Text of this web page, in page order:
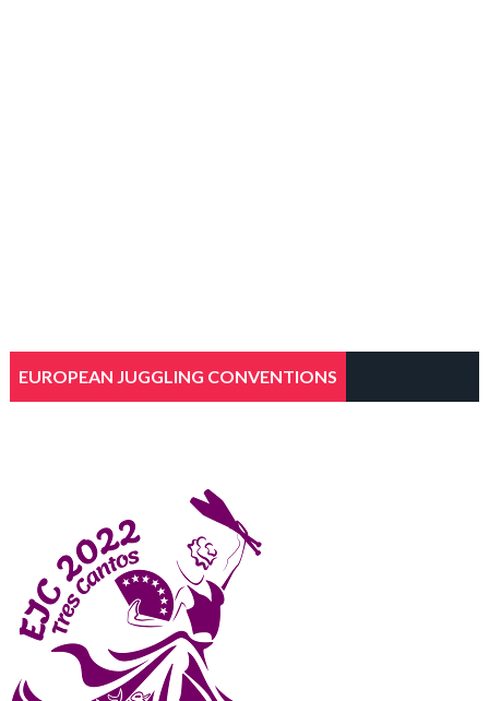
EUROPEAN JUGGLING CONVENTIONS